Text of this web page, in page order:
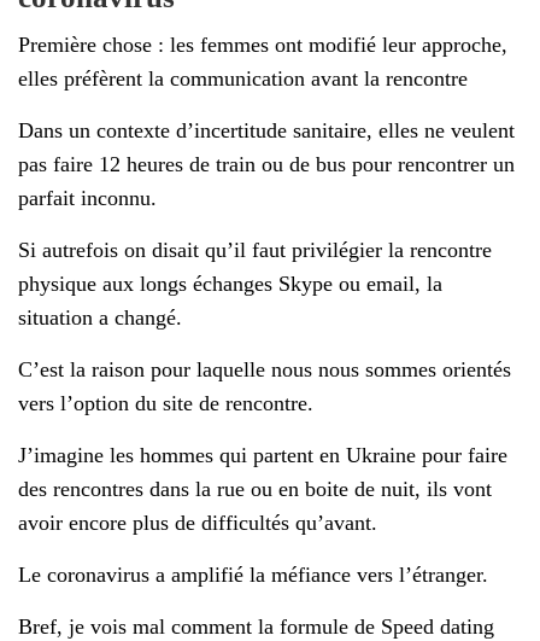
Première chose : les femmes ont modifié leur approche,
elles préfèrent la communication avant la rencontre
Dans un contexte d’incertitude sanitaire, elles ne veulent
pas faire 12 heures de train ou de bus pour rencontrer un
parfait inconnu.
Si autrefois on disait qu’il faut privilégier la rencontre
physique aux longs échanges Skype ou email, la
situation a changé.
C’est la raison pour laquelle nous nous sommes orientés
vers l’option du site de rencontre.
J’imagine les hommes qui partent en Ukraine pour faire
des rencontres dans la rue ou en boite de nuit, ils vont
avoir encore plus de difficultés qu’avant.
Le coronavirus a amplifié la méfiance vers l’étranger.
Bref, je vois mal comment la formule de Speed dating